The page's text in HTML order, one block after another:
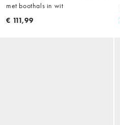
met boothals in wit
€ 111,99